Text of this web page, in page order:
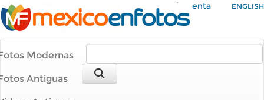
Mi Cuenta ENGLISH
Modernas
Antiguas